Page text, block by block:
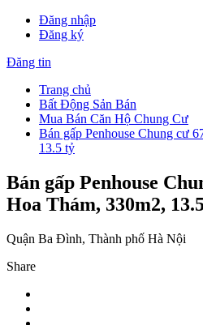
Đăng nhập
Đăng ký
Đăng tin
Trang chủ
Bất Động Sản Bán
Mua Bán Căn Hộ Chung Cư
Bán gấp Penhouse Chung cư
13.5 tỷ
Bán gấp Penhouse
Hoa Thám, 330m2,
Quận Ba Đình, Thành phố Hà Nội
Share